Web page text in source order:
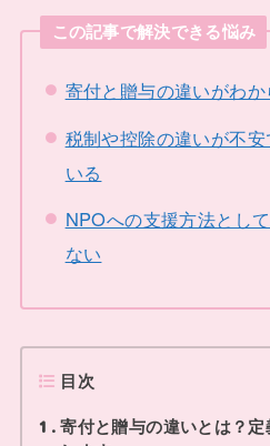
この記事で解決できる悩み
寄付と贈与の違いがわ
税制や控除の違いが不
いる
NPOへの支援方法とし
ない
目次
1
寄付と贈与の違いとは？